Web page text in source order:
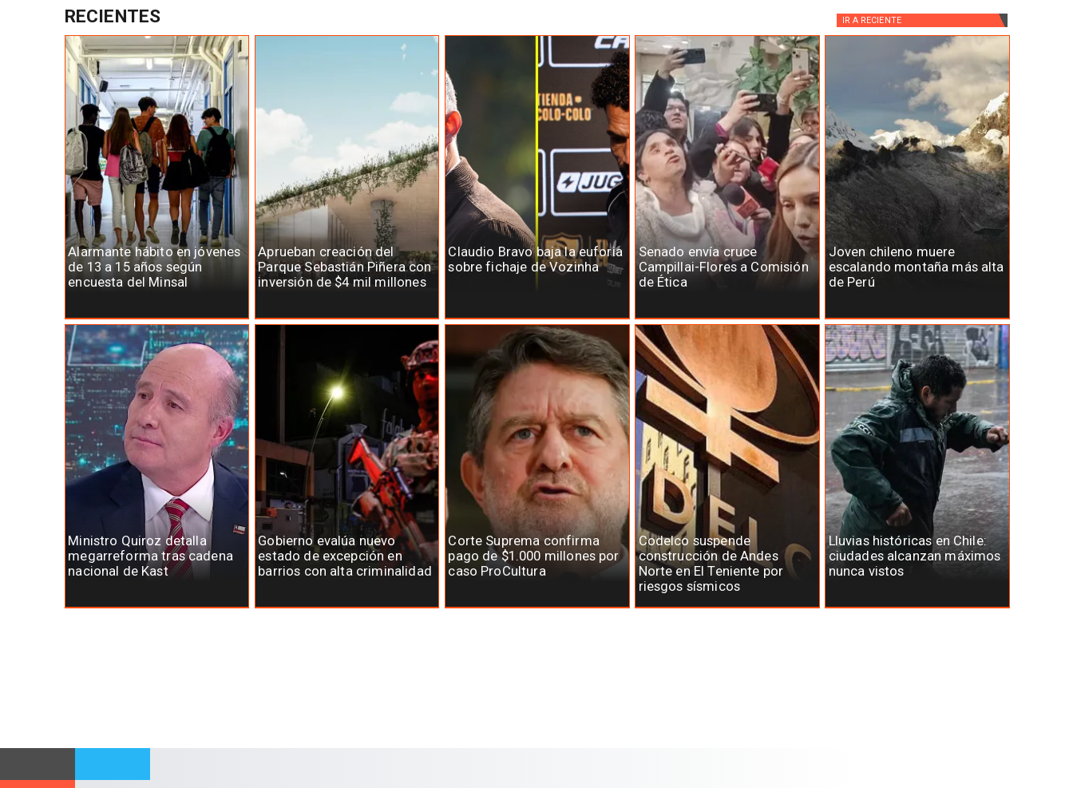
Alarmante hábito en jóvenes
de 13 a 15 años según
encuesta del Minsal
Aprueban creación del
Parque Sebastián Piñera con
inversión de $4 mil millones
Claudio Bravo baja la euforia
sobre fichaje de Vozinha
Senado envía cruce
Campillai-Flores a Comisión
de Ética
Joven chileno muere
escalando montaña más alta
de Perú
Ministro Quiroz detalla
megarreforma tras cadena
nacional de Kast
Gobierno evalúa nuevo
estado de excepción en
barrios con alta criminalidad
Corte Suprema confirma
pago de $1.000 millones por
caso ProCultura
Codelco suspende
construcción de Andes
Norte en El Teniente por
riesgos sísmicos
Lluvias históricas en Chile:
ciudades alcanzan máximos
nunca vistos
RECIENTES IR A RECIENTE